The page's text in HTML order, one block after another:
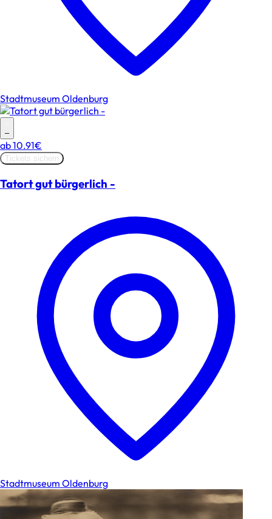
Stadtmuseum Oldenburg
–
ab10.91€
Tickets sichern
Tatort gut bürgerlich -
Stadtmuseum Oldenburg